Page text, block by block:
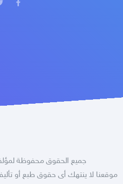
جميع الحقوق محفوظة
موقعنا لا ينتهك أى حقوق طبع أو